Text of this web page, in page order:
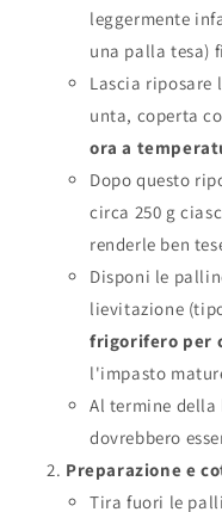
leggermente
una palla tesa)
Lascia
unta, coperta
ora a
Dopo questo
circa 250 g
renderle ben
Disponi le
lievitazione
frigorifero per
l'impasto
Al termine
dovrebbero
Preparazione e
Tira fuori le